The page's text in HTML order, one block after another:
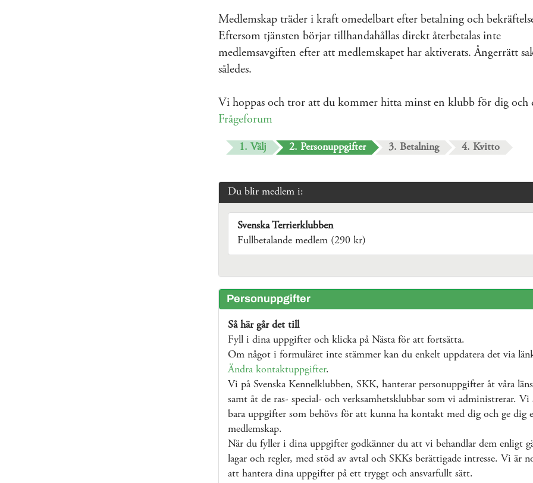
Medlemskap träder i kraft omedelbart efter betalning och
Eftersom tjänsten börjar tillhandahållas direkt återbetalas inte
medlemsavgiften efter att medlemskapet har aktiverats. Ångerrätt
således.
Vi hoppas och tror att du kommer hitta minst en klubb för dig och
Frågeforum
1. Välj 2. Personuppgifter 3. Betalning
4. Kvitto
Du blir medlem i:
Svenska Terrierklubben
Fullbetalande medlem (290 kr)
Personuppgifter
Så här går det till
Fyll i dina uppgifter och klicka på Nästa för att fortsätta.
Om något i formuläret inte stämmer kan du enkelt uppdatera det via
Ändra kontaktuppgifter.
Vi på Svenska Kennelklubben, SKK, hanterar personuppgifter åt våra
samt åt de ras- special- och verksamhetsklubbar som vi administrerar. Vi
bara uppgifter som behövs för att kunna ha kontakt med dig och ge dig
medlemskap.
När du fyller i dina uppgifter godkänner du att vi behandlar dem enligt
lagar och regler, med stöd av avtal och SKKs berättigade intresse. Vi är
att hantera dina uppgifter på ett tryggt och ansvarfullt sätt.